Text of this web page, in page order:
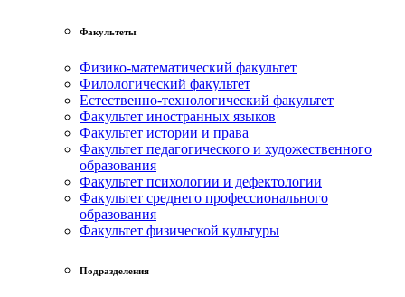
Факультеты
Физико-математический факультет
Филологический факультет
Естественно-технологический факультет
Факультет иностранных языков
Факультет истории и права
Факультет педагогического и художественного
образования
Факультет психологии и дефектологии
Факультет среднего профессионального
образования
Факультет физической культуры
Подразделения